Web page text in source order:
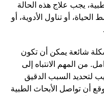
يجب علاج هذه الحالة
أو تناول الأدوية، أو
شائعة يمكن أن تكون
من المهم الانتباه إلى
لتحديد السبب الدقيق
أن تواصل الأبحاث الطبية